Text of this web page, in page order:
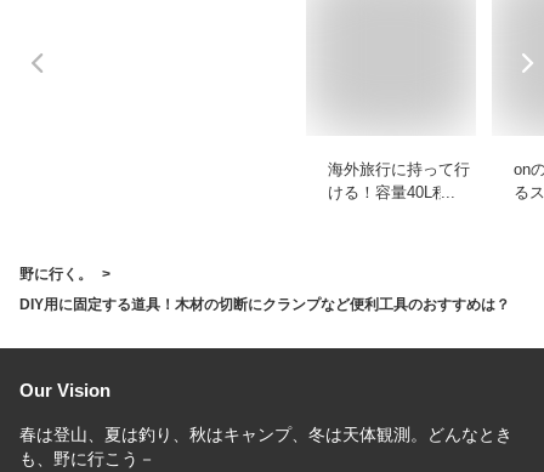
海外旅行に持って行
ける！容量40L程度
on
る
野に行く。
DIY用に固定する道具！木材の切断にクランプなど便利工具のおすすめは？
Our Vision
春は登山、夏は釣り、秋はキャンプ、冬は天体観測。どんなとき
も、野に行こう－